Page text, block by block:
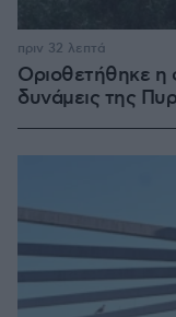
Οριοθετήθηκε η
δυνάμεις της
πριν 32 λεπτά